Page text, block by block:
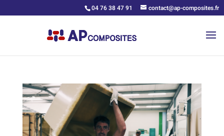
04 76 38 47 91 contact@ap-composites.fr